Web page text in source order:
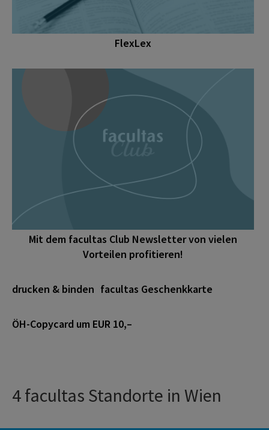
FlexLex
Mit dem facultas Club Newsletter von vielen
Vorteilen profitieren!
drucken & binden facultas Geschenkkarte
ÖH-Copycard um EUR 10,–
4 facultas Standorte in Wien